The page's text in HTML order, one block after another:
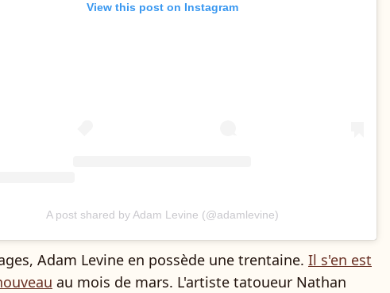
View this post on Instagram
A post shared by Adam Levine (@adamlevine)
Adam Levine en possède une trentaine. Il s'en est
au mois de mars. L'artiste tatoueur Nathan